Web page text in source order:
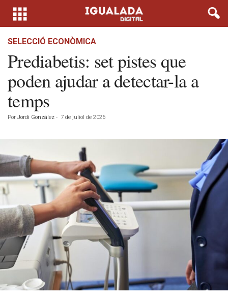
SELECCIÓ ECONÒMICA
Prediabetis: set pistes que
poden ajudar a detectar-la a
temps
Por Jordi González - 7 de juliol de 2026